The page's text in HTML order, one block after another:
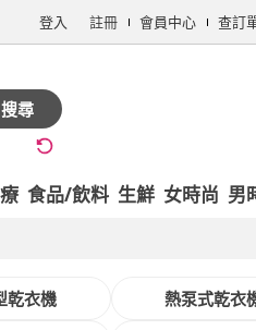
登入 註冊 會員中心 查訂
搜尋
食品/飲料 生鮮 女時尚 男
乾衣機 熱泵式乾衣